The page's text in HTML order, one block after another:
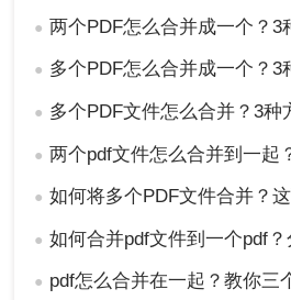
● 两个PDF怎么合并成一个？3种方
● 多个PDF怎么合并成一个？3种方
● 多个PDF文件怎么合并？3种方法
● 两个pdf文件怎么合并到一起？这
● 如何将多个PDF文件合并？这两个
● 如何合并pdf文件到一个pdf？分享三种不同
● pdf怎么合并在一起？教你三